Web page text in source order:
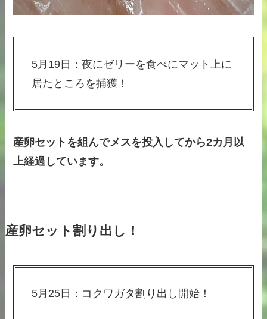
5月19日：夜にゼリーを食べにマット上に
居たところを捕獲！
産卵セットを組んでメスを投入してから2カ月以
上経過しています。
産卵セット割り出し！
5月25日：コクワガタ割り出し開始！